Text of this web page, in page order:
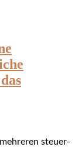
steuer-